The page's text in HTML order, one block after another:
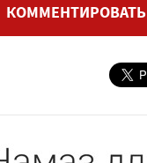
КОММЕНТИРОВАТЬ